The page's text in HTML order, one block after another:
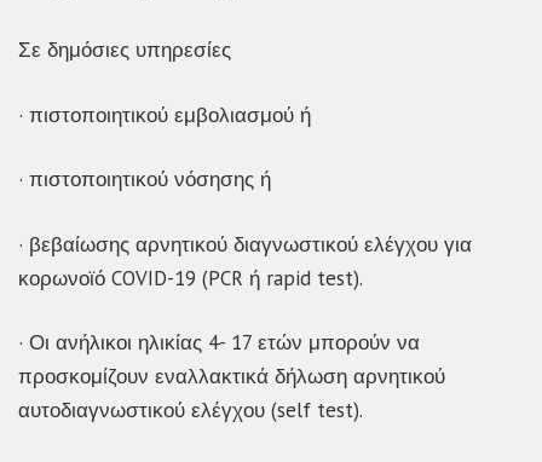
Σε δημόσιες υπηρεσίες
· πιστοποιητικού εμβολιασμού ή
· πιστοποιητικού νόσησης ή
· βεβαίωσης αρνητικού διαγνωστικού ελέγχου για
κορωνοϊό COVID-19 (PCR ή rapid test).
· Οι ανήλικοι ηλικίας 4- 17 ετών μπορούν να
προσκομίζουν εναλλακτικά δήλωση αρνητικού
αυτοδιαγνωστικού ελέγχου (self test).